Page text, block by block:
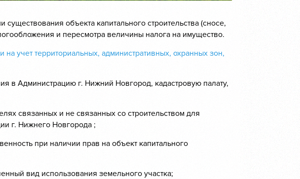
существования объекта капитального строительства (сносе,
и пересмотра величины налога на имущество.
учет территориальных, административных, охранных зон,
в Администрацию г. Нижний Новгород, кадастровую палату,
связанных и не связанных со строительством для
г. Нижнего Новгорода ;
при наличии прав на объект капитального
вид использования земельного участка;